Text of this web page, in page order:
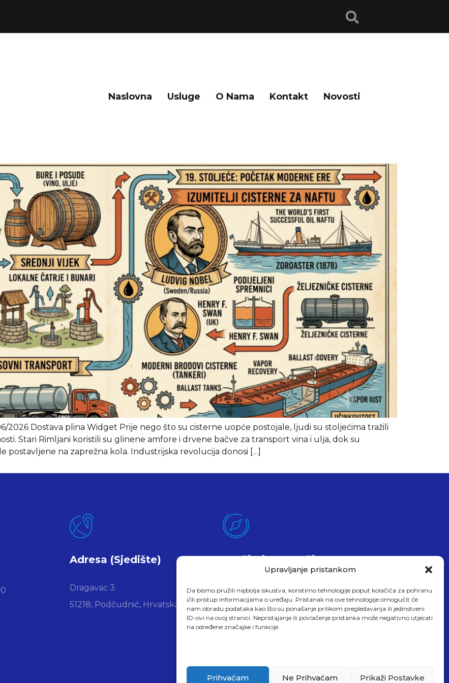
Upravljanje pristankom
Da bismo pružili najbolja iskustva, koristimo tehnologije poput kolačića za pohranu
i/ili pristup informacijama o uređaju. Pristanak na ove tehnologije omogućit će
nam obradu podataka kao što su ponašanje prilikom pregledavanja ili jedinstveni
ID-ovi na ovoj stranici. Nepristajanje ili povlačenje pristanka može negativno utjecati
na određene značajke i funkcije.
Prihvaćam Ne Prihvaćam Prikaži Postavke
Naslovna Usluge O Nama Kontakt Novosti
2026 Dostava plina Widget Prije nego što su cisterne uopće postojale, ljudi su stoljećima tražili
Stari Rimljani koristili su glinene amfore i drvene bačve za transport vina i ulja, dok su
na zaprežna kola. Industrijska revolucija donosi […]
Adresa (Sjedište)
Dragavac 3
51218, Podčudnič, Hrvatska
Pročitajte O Našim
Uslugama